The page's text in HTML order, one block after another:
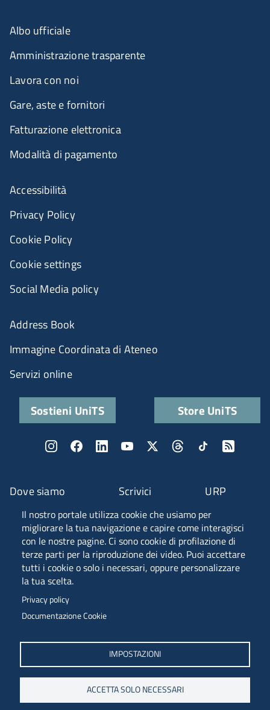
Il nostro portale utilizza cookie che usiamo per
migliorare la tua navigazione e capire come interagisci
con le nostre pagine. Ci sono cookie di profilazione di
terze parti per la riproduzione dei video. Puoi accettare
tutti i cookie o solo i necessari, oppure personalizzare
la tua scelta.
Privacy policy
Documentazione Cookie
IMPOSTAZIONI
ACCETTA SOLO NECESSARI
Piazzale Europa, 1 - 34127 - Trieste, Italia -
Tel. +39 040 558 7111 - P.IVA 00211830328
C.F. 80013890324 - P.E.C. ateneo@pec.units.it
Fascia A ANVUR
Dove siamo Scrivici URP
Albo ufficiale
Amministrazione trasparente
Lavora con noi
Gare, aste e fornitori
Fatturazione elettronica
Modalità di pagamento
Accessibilità
Privacy Policy
Cookie Policy
Cookie settings
Social Media policy
Address Book
Immagine Coordinata di Ateneo
Servizi online
Sostieni UniTS Store UniTS